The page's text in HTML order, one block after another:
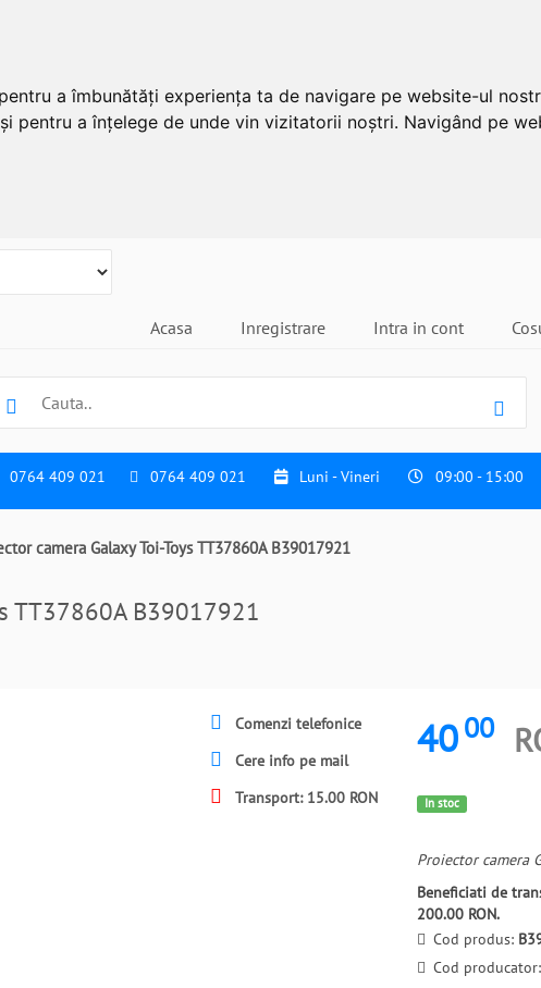
a îmbunătăți experiența ta de navigare pe website-ul
pentru a înțelege de unde vin vizitatorii noștri. Navigând pe
Acasa Inregistrare Intra in cont
0764 409 021 0764 409 021 Luni - Vineri 09:00 - 15:00
camera Galaxy Toi-Toys TT37860A B39017921
TT37860A B39017921
Comenzi telefonice
Cere info pe mail
Transport: 15.00 RON
4000
In stoc
Proiector camera
Beneficiati de
200.00 RON.
Cod produs:
Cod producator: